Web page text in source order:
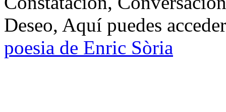
Deseo, Aquí puedes
poesia de Enric Sòria